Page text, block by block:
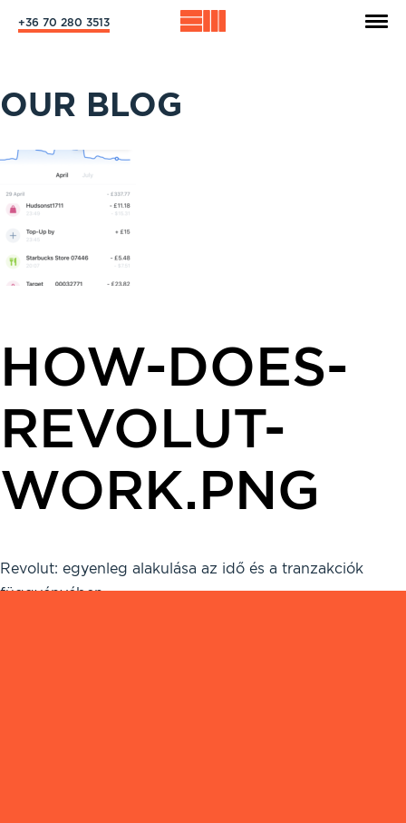
+36 70 280 3513
OUR BLOG
HOW-DOES-
REVOLUT-
WORK.PNG
Revolut: egyenleg alakulása az idő és a tranzakciók
függvényében